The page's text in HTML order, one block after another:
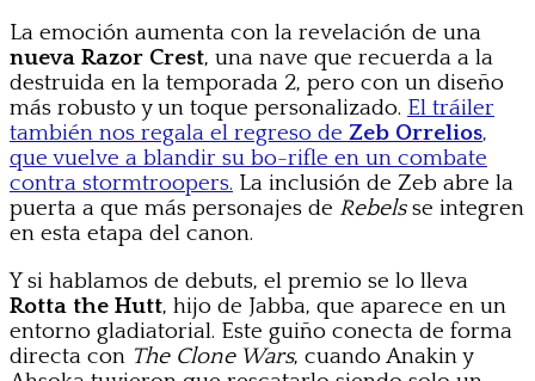
La emoción aumenta con la revelación de una
nueva Razor Crest, una nave que recuerda a la
destruida en la temporada 2, pero con un diseño
más robusto y un toque personalizado. El tráiler
también nos regala el regreso de Zeb Orrelios,
que vuelve a blandir su bo-rifle en un combate
contra stormtroopers. La inclusión de Zeb abre la
puerta a que más personajes de Rebelsse integren
en esta etapa del canon.
Y si hablamos de debuts, el premio se lo lleva
Rotta the Hutt, hijo de Jabba, que aparece en un
entorno gladiatorial. Este guiño conecta de forma
directa con The Clone Wars, cuando Anakin y